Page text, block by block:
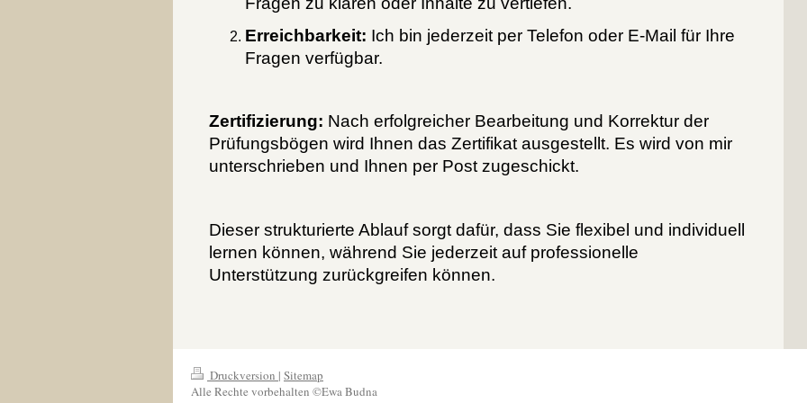
Erreichbarkeit: Ich bin jederzeit per Telefon oder E-Mail für Ihre
Fragen verfügbar.
Zertifizierung: Nach erfolgreicher Bearbeitung und Korrektur der
Prüfungsbögen wird Ihnen das Zertifikat ausgestellt. Es wird von mir
unterschrieben und Ihnen per Post zugeschickt.
Dieser strukturierte Ablauf sorgt dafür, dass Sie flexibel und individuell
lernen können, während Sie jederzeit auf professionelle
Unterstützung zurückgreifen können.
Druckversion | Sitemap
Alle Rechte vorbehalten ©Ewa Budna